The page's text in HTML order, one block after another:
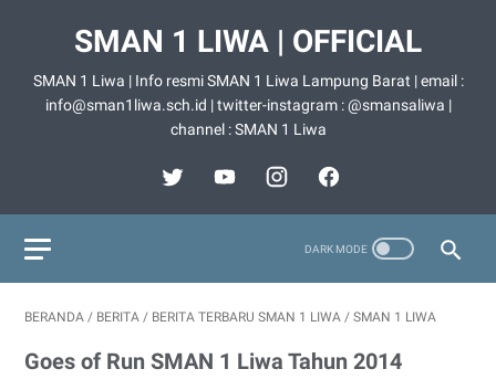
SMAN 1 LIWA | OFFICIAL
SMAN 1 Liwa | Info resmi SMAN 1 Liwa Lampung Barat | email :
info@sman1liwa.sch.id | twitter-instagram : @smansaliwa |
channel : SMAN 1 Liwa
BERANDA / BERITA / BERITA TERBARU SMAN 1 LIWA / SMAN 1 LIWA
Goes of Run SMAN 1 Liwa Tahun 2014